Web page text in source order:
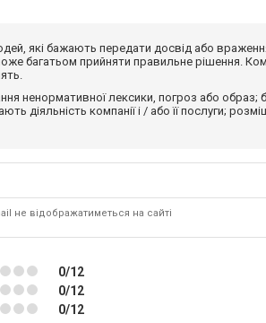
які бажають передати досвід або
багатьом прийняти правильне рішення.
ненормативної лексики, погроз або
діяльність компанії і / або її послуги;
не відображатиметься на сайті
0/12
0/12
0/12